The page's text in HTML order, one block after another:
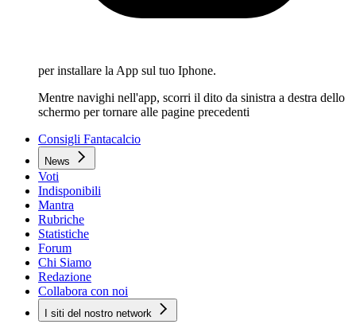
per installare la App sul tuo Iphone.
Mentre navighi nell'app, scorri il dito da sinistra a destra dello
schermo per tornare alle pagine precedenti
Consigli Fantacalcio
News
Voti
Indisponibili
Mantra
Rubriche
Statistiche
Forum
Chi Siamo
Redazione
Collabora con noi
I siti del nostro network